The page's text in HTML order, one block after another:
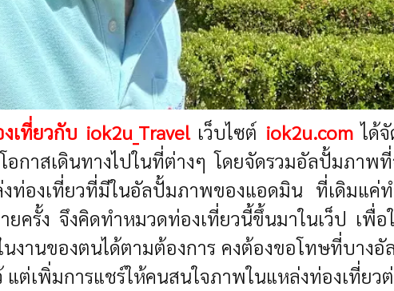
เที่ยวกับ iok2u_Travelเว็บไซต์ iok2u.com ได้
อกาสเดินทางไปในที่ต่างๆ โดยจัดรวมอัลปั้มภาพ
ท่องเที่ยวที่มีในอัลปั้มภาพของแอดมิน ที่เดิมแค่
ครั้ง จึงคิดทำหมวดท่องเที่ยวนี้ขึ้นมาในเว็ป เพื่
นงานของตนได้ตามต้องการ คงต้องขอโทษที่บา
เพิ่มการแชร์ให้คนสนใจภาพในแหล่งท่องเที่ยวต่